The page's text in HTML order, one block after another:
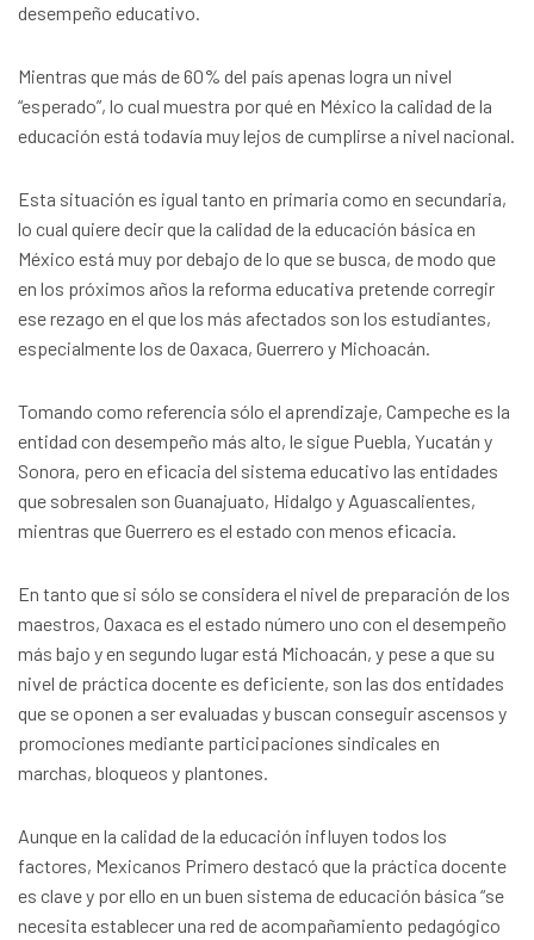
desempeño educativo.
Mientras que más de 60% del país apenas logra un nivel
“esperado”, lo cual muestra por qué en México la calidad de la
educación está todavía muy lejos de cumplirse a nivel nacional.
Esta situación es igual tanto en primaria como en secundaria,
lo cual quiere decir que la calidad de la educación básica en
México está muy por debajo de lo que se busca, de modo que
en los próximos años la reforma educativa pretende corregir
ese rezago en el que los más afectados son los estudiantes,
especialmente los de Oaxaca, Guerrero y Michoacán.
Tomando como referencia sólo el aprendizaje, Campeche es la
entidad con desempeño más alto, le sigue Puebla, Yucatán y
Sonora, pero en eficacia del sistema educativo las entidades
que sobresalen son Guanajuato, Hidalgo y Aguascalientes,
mientras que Guerrero es el estado con menos eficacia.
En tanto que si sólo se considera el nivel de preparación de los
maestros, Oaxaca es el estado número uno con el desempeño
más bajo y en segundo lugar está Michoacán, y pese a que su
nivel de práctica docente es deficiente, son las dos entidades
que se oponen a ser evaluadas y buscan conseguir ascensos y
promociones mediante participaciones sindicales en
marchas, bloqueos y plantones.
Aunque en la calidad de la educación influyen todos los
factores, Mexicanos Primero destacó que la práctica docente
es clave y por ello en un buen sistema de educación básica “se
necesita establecer una red de acompañamiento pedagógico